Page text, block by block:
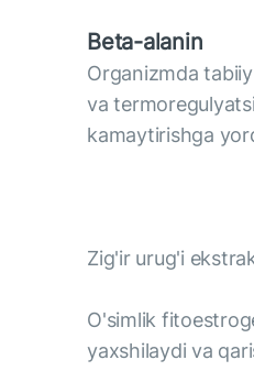
Beta-alanin
Organizmda
va
kamaytirishga
Zig'ir urug'i
O'simlik
yaxshilaydi va